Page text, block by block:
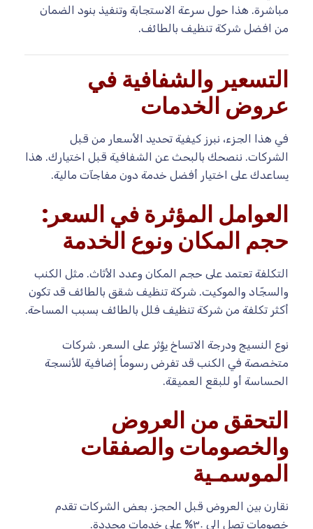
مباشرة. هذا حول سرعة الاستجابة وتنفيذ بنود الضمان
من افضل شركة تنظيف بالطائف.
التسعير والشفافية في
عروض الخدمات
في هذا الجزء، نبرز كيفية تحديد الأسعار من قبل
الشركات. ننصحك بالبحث عن الشفافية قبل اختيارك. هذا
يساعدك على اختيار أفضل خدمة دون مفاجآت مالية.
العوامل المؤثرة في السعر:
حجم المكان ونوع الخدمة
التكلفة تعتمد على حجم المكان وعدد الأثاث. مثل الكنب
والسجّاد والموكيت. شركة تنظيف شقق بالطائف قد تكون
أكثر تكلفة من شركة تنظيف فلل بالطائف بسبب المساحة.
نوع النسيج ودرجة الاتساخ يؤثر على السعر. شركات
متخصصة في الكنب قد تفرض رسوماً إضافية للأنسجة
الحساسة أو للبقع العميقة.
التحقق من العروض
والخصومات والصفقات
الموسمـية
نقارن بين العروض قبل الحجز. بعض الشركات تقدم
خصومات تصل إلى ٣٠% على خدمات محددة.